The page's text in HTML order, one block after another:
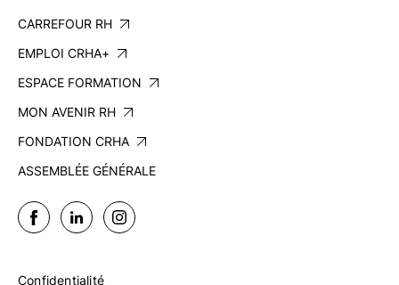
CARREFOUR RH
EMPLOI CRHA+
ESPACE FORMATION
MON AVENIR RH
FONDATION CRHA
ASSEMBLÉE GÉNÉRALE
Confidentialité